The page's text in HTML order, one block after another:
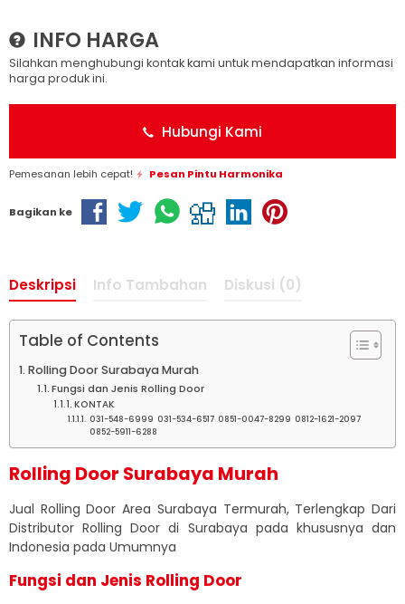
INFO HARGA
Silahkan menghubungi kontak kami untuk mendapatkan informasi
harga produk ini.
Hubungi Kami
Pemesanan lebih cepat! Pesan Pintu Harmonika
Bagikan ke
Deskripsi Info Tambahan Diskusi (0)
Table of Contents
Rolling Door Surabaya Murah
Fungsi dan Jenis Rolling Door
KONTAK
031-548-6999 031-534-6517 0851-0047-8299 0812-1621-2097
0852-5911-6288
Rolling Door Surabaya Murah
Jual Rolling Door Area Surabaya Termurah, Terlengkap Dari
Distributor Rolling Door di Surabaya pada khususnya dan
Indonesia pada Umumnya
Fungsi dan Jenis Rolling Door